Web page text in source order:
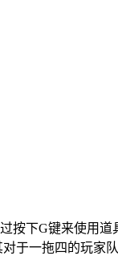
按下G键来使用
于一拖四的玩家